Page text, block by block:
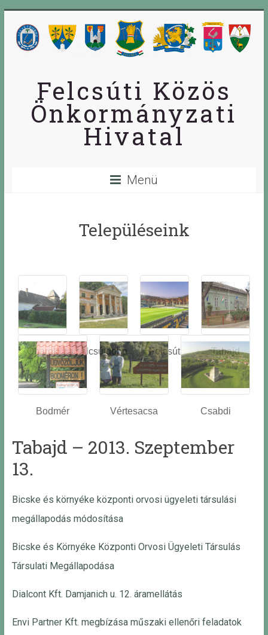
Felcsúti Közös
Önkormányzati
Hivatal
Menü
Településeink
Óbarok
Alcsútdobo
z
Felcsút Tabajd
Bodmér Vértesacsa Csabdi
Tabajd – 2013. Szeptember
13.
Bicske és környéke központi orvosi ügyeleti társulási
megállapodás módosítása
Bicske és Környéke Központi Orvosi Ügyeleti Társulás
Társulati Megállapodása
Dialcont Kft. Damjanich u. 12. áramellátás
Envi Partner Kft. megbízása műszaki ellenőri feladatok